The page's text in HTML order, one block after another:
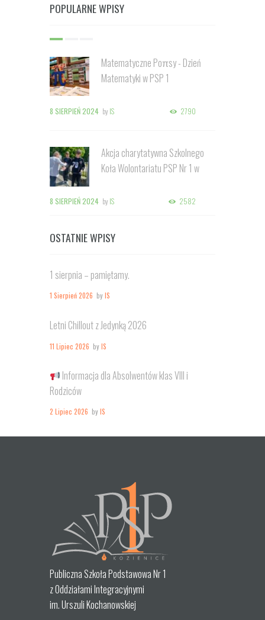
POPULARNE WPISY
Matematyczne Poπsy - Dzień
Matematyki w PSP 1
8 SIERPIEŃ 2024 by IS 2790
Akcja charytatywna Szkolnego
Koła Wolontariatu PSP Nr 1 w
8 SIERPIEŃ 2024 by IS 2582
OSTATNIE WPISY
1 sierpnia – pamiętamy.
1 Sierpień 2026 byIS
Letni Chillout z Jedynką 2026
11 Lipiec 2026 byIS
Informacja dla Absolwentów klas VIII i
Rodziców
2 Lipiec 2026 byIS
Publiczna Szkoła Podstawowa Nr 1
z Oddziałami Integracyjnymi
im. Urszuli Kochanowskiej